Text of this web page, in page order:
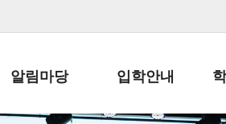
알림마당 입학안내